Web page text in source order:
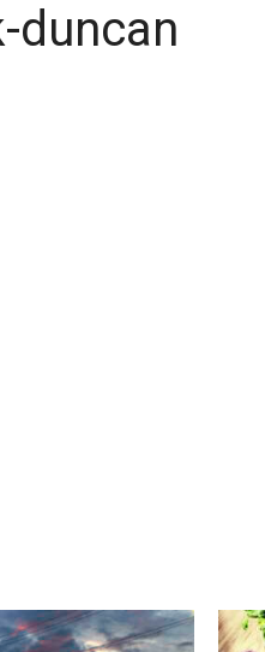
duncan